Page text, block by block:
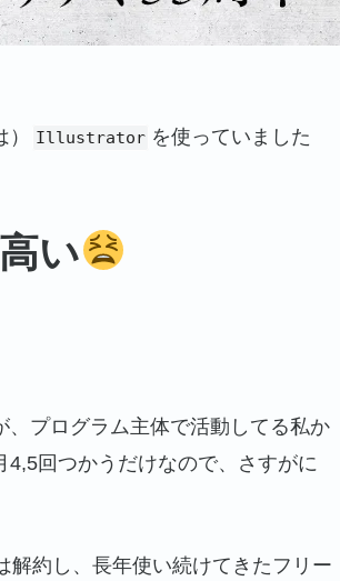
Illustrator を使っていました
い
、プログラム主体で活動してる私か
回つかうだけなので、さすがに
解約し、長年使い続けてきたフリー